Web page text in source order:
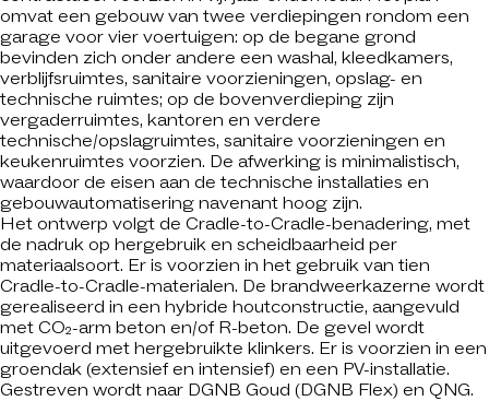
omvat een gebouw van twee verdiepingen rondom een
garage voor vier voertuigen: op de begane grond
bevinden zich onder andere een washal, kleedkamers,
verblijfsruimtes, sanitaire voorzieningen, opslag- en
technische ruimtes; op de bovenverdieping zijn
vergaderruimtes, kantoren en verdere
technische/opslagruimtes, sanitaire voorzieningen en
keukenruimtes voorzien. De afwerking is minimalistisch,
waardoor de eisen aan de technische installaties en
gebouwautomatisering navenant hoog zijn.
Het ontwerp volgt de Cradle-to-Cradle-benadering, met
de nadruk op hergebruik en scheidbaarheid per
materiaalsoort. Er is voorzien in het gebruik van tien
Cradle-to-Cradle-materialen. De brandweerkazerne wordt
gerealiseerd in een hybride houtconstructie, aangevuld
met CO₂-arm beton en/of R-beton. De gevel wordt
uitgevoerd met hergebruikte klinkers. Er is voorzien in een
groendak (extensief en intensief) en een PV-installatie.
Gestreven wordt naar DGNB Goud (DGNB Flex) en QNG.